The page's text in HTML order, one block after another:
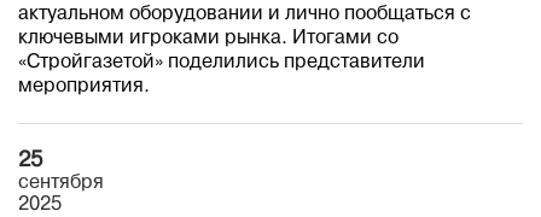
актуальном оборудовании и лично пообщаться с
ключевыми игроками рынка. Итогами со
«Стройгазетой» поделились представители
мероприятия.
25
сентября
2025